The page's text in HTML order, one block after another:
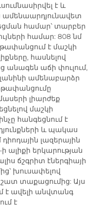
է և
ամենաարդյունավետ
համար՝ տարբեր
համար: 808 նմ
է մաշկի
հասնելով
անագեն աճի փուլում,
ամենաբարձր
լիարժեք
մաշկի
հանգեցնում է
և պակաս
լազերային
ալիքի երկարության
ճշգրիտ էներգիայի
խուսափելով
տաքացումից: Այս
է ավելի անվտանգ
է